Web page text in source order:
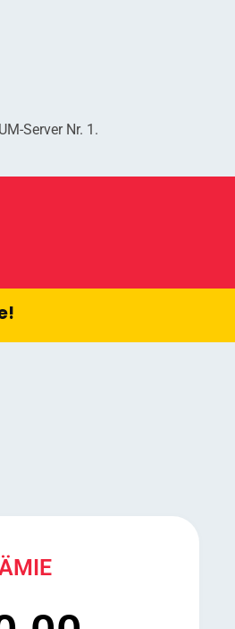
Server Nr. 1.